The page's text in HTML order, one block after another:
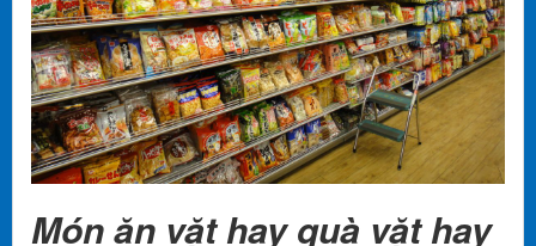
Món ăn vặt hay quà vặt hay